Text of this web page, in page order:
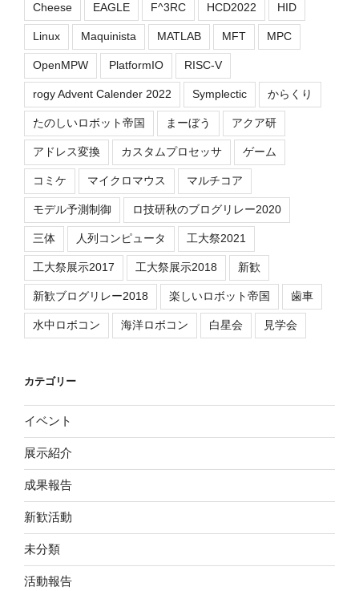
Cheese EAGLE F^3RC HCD2022 HID
Linux Maquinista MATLAB MFT MPC
OpenMPW PlatformIO RISC-V
rogy Advent Calender 2022 Symplectic からくり
たのしいロボット帝国 まーぼう アクア研
アドレス変換 カスタムプロセッサ ゲーム
コミケ マイクロマウス マルチコア
モデル予測制御 ロ技研秋のブログリレー2020
三体 人列コンピュータ 工大祭2021
工大祭展示2017 工大祭展示2018 新歓
新歓ブログリレー2018 楽しいロボット帝国 歯車
水中ロボコン 海洋ロボコン 白星会 見学会
カテゴリー
イベント
展示紹介
成果報告
新歓活動
未分類
活動報告